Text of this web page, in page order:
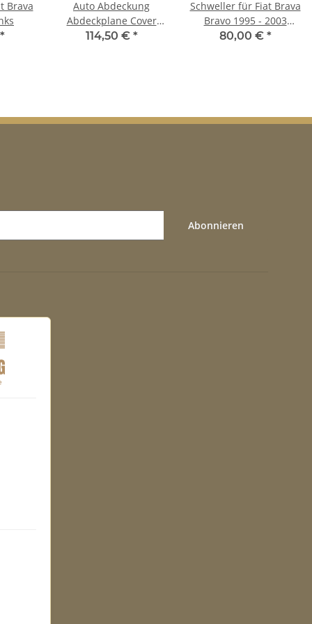
Brava
*
Auto Abdeckung
Abdeckplane Cover
Ganzgarage outdoor
114,50 € *
Schweller für Fiat Brava
Bravo 1995 - 2003
rechts
80,00 € *
Abonnieren